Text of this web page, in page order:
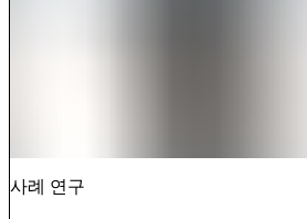
사례 연구